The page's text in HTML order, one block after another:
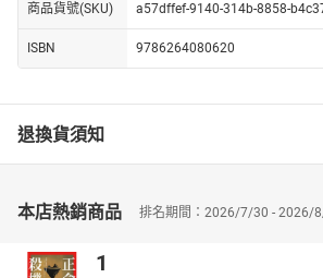
2003年，查理．貝爾被任命為麥當勞（全球
▎真正忠誠於企業的人，不會一味迎合領導者
現代企業的經營風險比傳統企業更大，身為
法時，說明他是將企業的利益當成了自己的利
如果你對於企業即將執行的決議有不同的看
和責任提出你的真實想法。相反，如果你不提
業。
商品貨號(SKU) a57dffef-9140-314b-8858-
ISBN 9786264080620
退換貨須知
本店熱銷商品 排名期間：2026/7/30 - 2026/
1